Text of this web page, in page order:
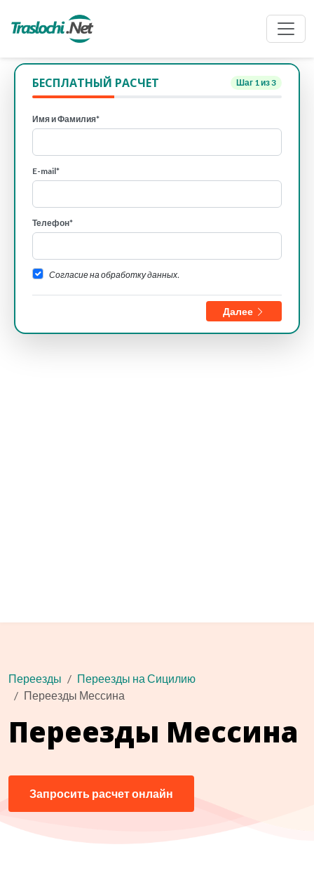
БЕСПЛАТНЫЙ РАСЧЕТ Шаг 1из 3
Имя и Фамилия*
E-mail*
Телефон*
Согласие на обработку данных.
Далее
Переезды
Переезды на Сицилию
Переезды Мессина
Переезды Мессина
Запросить расчет онлайн